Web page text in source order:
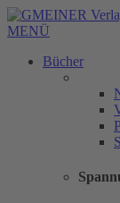
MENÜ
Bücher